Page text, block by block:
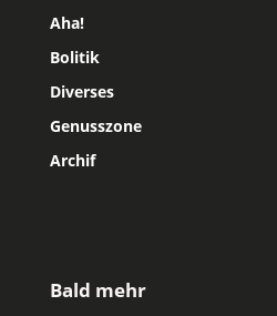
Aha!
Bolitik
Diverses
Genusszone
Archif
Bald mehr